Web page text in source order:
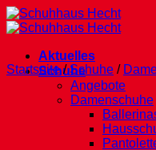
Zum
Inhalt
Aktuelles
Schuhe
Angebote
Damenschuhe
Startseite / Schuhe /